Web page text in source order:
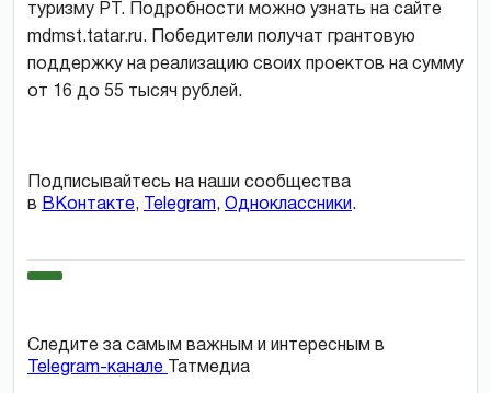
туризму РТ. Подробности можно узнать на сайте
mdmst.tatar.ru. Победители получат грантовую
поддержку на реализацию своих проектов на сумму
от 16 до 55 тысяч рублей.
Подписывайтесь на наши сообщества
в ВКонтакте, Telegram, Одноклассники.
Следите за самым важным и интересным в
Telegram-канале
Татмедиа